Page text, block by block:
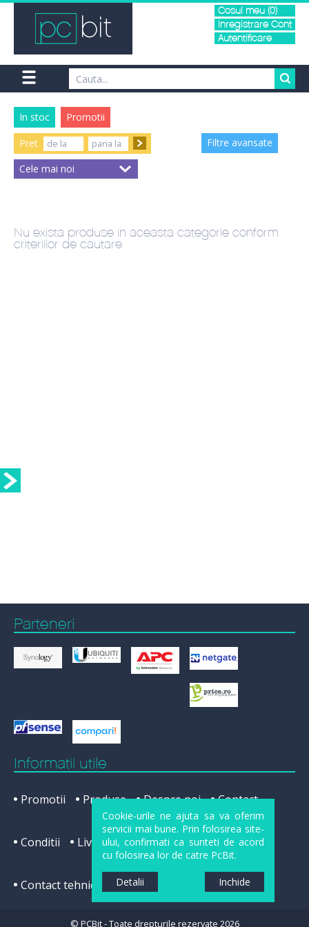
Cosul meu (0)
Inregistrare Cont
Autentificare
In stoc
Promotii
Pret
Filtre avansate
Nu exista produse in aceasta categorie conform
criteriilor de cautare
Parteneri
Informatii utile
Promotii Produse Despre noi Contact
Conditii Livrare Cum cumpar Service
Contact tehnic ANPC
© PCBit - Toate drepturile rezervate 2026
Cookie-urile ne ajuta sa va oferim
servicii mai bune. Prin folosirea site-
ului, confirmati ca sunteti de acord
cu folosirea lor de catre PcBit.
Detalii Inchide